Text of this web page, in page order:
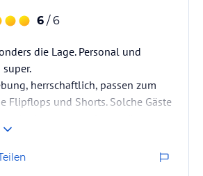
6 / 6
die Lage. Personal und
herrschaftlich, passen zum
Flipflops und Shorts. Solche Gäste
weißen Decken., abgewiesen
waren zwar die Minderheit, aber